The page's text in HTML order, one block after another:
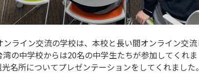
ライン交流の学校は、本校と長い間オンライン交
の中学校からは20名の中学生たちが参加してくれま
名所についてプレゼンテーションをしてくれました